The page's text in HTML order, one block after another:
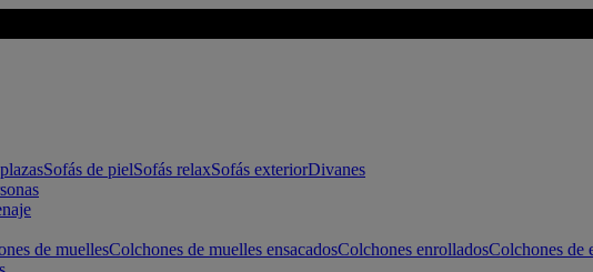
Sofás de pielSofás relaxSofás exteriorDivanes
de muellesColchones de muelles ensacadosColchones enrolladosColchones de